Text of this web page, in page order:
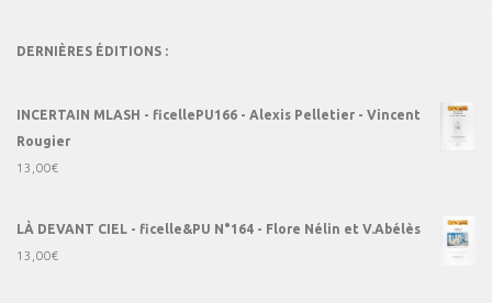
DERNIÈRES ÉDITIONS :
INCERTAIN MLASH - ficellePU166 - Alexis Pelletier - Vincent
Rougier
13,00€
LÀ DEVANT CIEL - ficelle&PU N°164 - Flore Nélin et V.Abélès
13,00€